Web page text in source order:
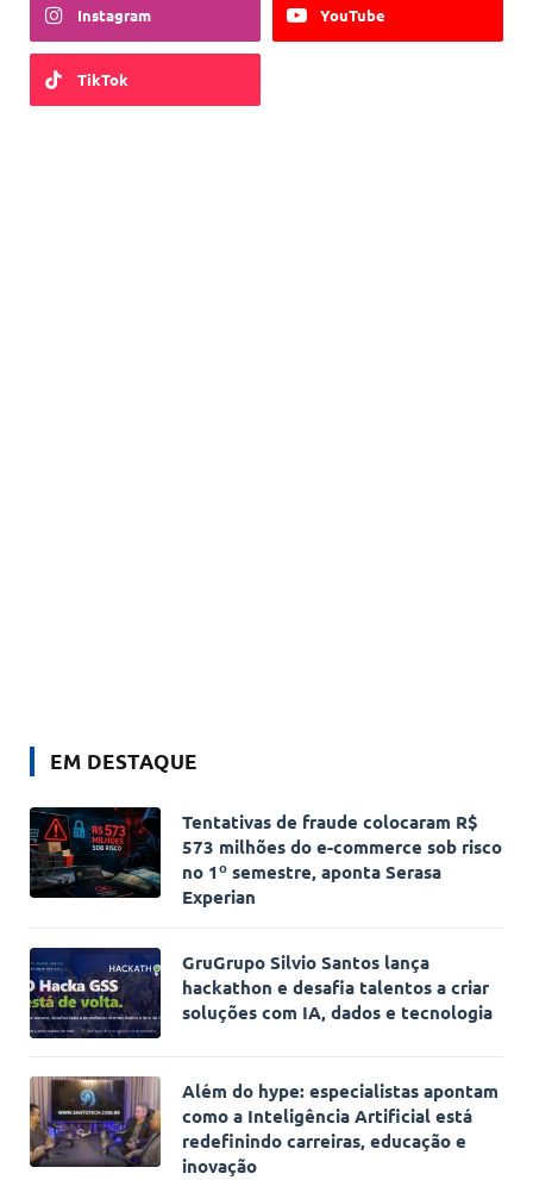
Instagram YouTube
TikTok
EM DESTAQUE
Tentativas de fraude colocaram R$
573 milhões do e-commerce sob risco
no 1º semestre, aponta Serasa
Experian
GruGrupo Silvio Santos lança
hackathon e desafia talentos a criar
soluções com IA, dados e tecnologia
Além do hype: especialistas apontam
como a Inteligência Artificial está
redefinindo carreiras, educação e
inovação